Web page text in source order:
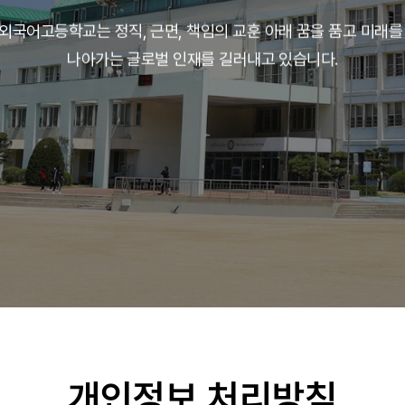
국어고등학교는 정직, 근면, 책임의 교훈 아래꿈을 품고 미래
나아가는 글로벌 인재를 길러내고 있습니다.